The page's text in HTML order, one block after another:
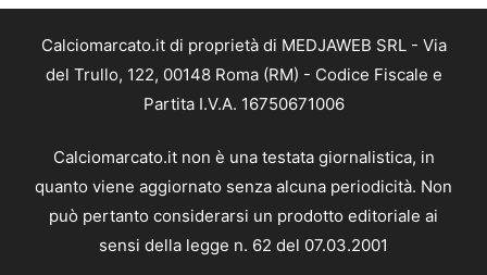
Calciomarcato.it di proprietà di MEDJAWEB SRL - Via
del Trullo, 122, 00148 Roma (RM) - Codice Fiscale e
Partita I.V.A. 16750671006
Calciomarcato.it non è una testata giornalistica, in
quanto viene aggiornato senza alcuna periodicità. Non
può pertanto considerarsi un prodotto editoriale ai
sensi della legge n. 62 del 07.03.2001